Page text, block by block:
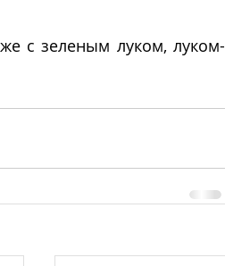
с зеленым луком, луком-